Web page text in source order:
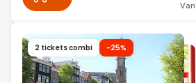
Van
2 tickets combi -25%